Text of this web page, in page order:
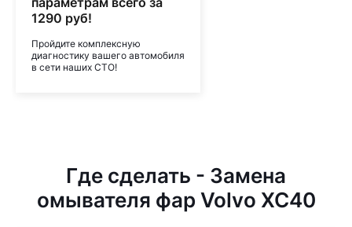
1290 руб!
Пройдите комплексную
диагностику вашего автомобиля
в сети наших СТО!
Где сделать - Замена
омывателя фар Volvo XC40